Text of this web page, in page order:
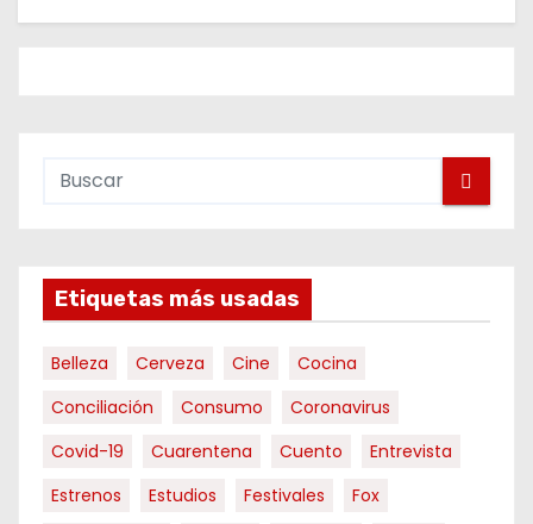
Etiquetas más usadas
Belleza Cerveza Cine
Cocina
Conciliación
Consumo
Coronavirus
Covid-19
Cuarentena Cuento
Entrevista
Estrenos
Estudios Festivales
Fox